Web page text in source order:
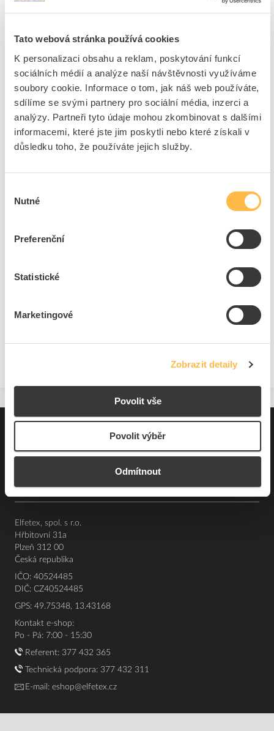
Tato webová stránka používá cookies
K personalizaci obsahu a reklam, poskytování funkcí
sociálních médií a analýze naší návštěvnosti využíváme
soubory cookie. Informace o tom, jak náš web používáte,
sdílíme se svými partnery pro sociální média, inzerci a
analýzy. Partneři tyto údaje mohou zkombinovat s dalšími
informacemi, které jste jim poskytli nebo které získali v
důsledku toho, že používáte jejich služby.
souhlasu
Nutné
Preferenční
Statistické
Marketingové
Zobrazit detaily
Povolit vše
Povolit výběr
Odmítnout
ks do košíku
Přidat k porovnání
603 ks
PILA Panel LED 40W 4000lm 4000K 600x600mm
UGR<19 IP20, včetně driveru
Kód ELFETEX
11.520.067
Cena s DPH 837,02 Kč/ks
do košíku
369 ks
Souhrn podmínek
Elfetex, spol. s r.o.
Hřbitovní 31a
Plzeň 312 00
Česká republika
IČO: 40524485
DIČ: CZ40524485
GPS: 49.75348, 13.43168
Kontakt e-shop:
Po - Pá: 7:00 - 15:30
Referent: 377 432 365
Technická podpora: 377 432 311
E-mail: eshop@elfetex.cz